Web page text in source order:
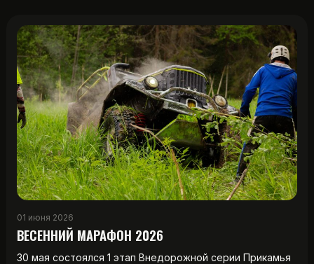
01 июня 2026
ВЕСЕННИЙ МАРАФОН 2026
30 мая состоялся 1 этап Внедорожной серии Прикамья